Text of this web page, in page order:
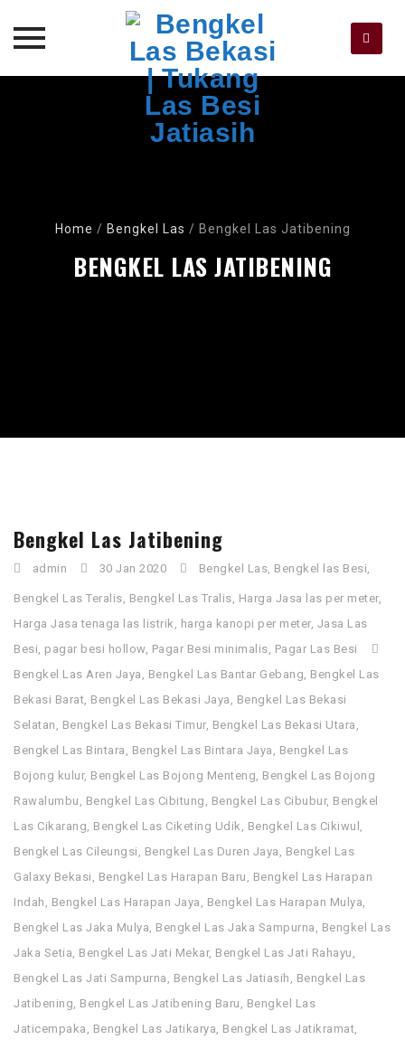
Home / Bengkel Las / Bengkel Las Jatibening
BENGKEL LAS JATIBENING
Bengkel Las Jatibening
admin 30 Jan 2020 Bengkel Las, Bengkel las Besi,
Bengkel Las Teralis, Bengkel Las Tralis, Harga Jasa las per meter,
Harga Jasa tenaga las listrik , harga kanopi per meter, Jasa Las
Besi, pagar besi hollow, Pagar Besi minimalis, Pagar Las Besi
Bengkel Las Aren Jaya , Bengkel Las Bantar Gebang, Bengkel Las
Bekasi Barat, Bengkel Las Bekasi Jaya , Bengkel Las Bekasi
Selatan , Bengkel Las Bekasi Timur, Bengkel Las Bekasi Utara ,
Bengkel Las Bintara , Bengkel Las Bintara Jaya , Bengkel Las
Bojong kulur, Bengkel Las Bojong Menteng, Bengkel Las Bojong
Rawalumbu , Bengkel Las Cibitung , Bengkel Las Cibubur, Bengkel
Las Cikarang, Bengkel Las Ciketing Udik , Bengkel Las Cikiwul ,
Bengkel Las Cileungsi , Bengkel Las Duren Jaya , Bengkel Las
Galaxy Bekasi , Bengkel Las Harapan Baru , Bengkel Las Harapan
Indah , Bengkel Las Harapan Jaya , Bengkel Las Harapan Mulya,
Bengkel Las Jaka Mulya, Bengkel Las Jaka Sampurna , Bengkel Las
Jaka Setia, Bengkel Las Jati Mekar, Bengkel Las Jati Rahayu ,
Bengkel Las Jati Sampurna , Bengkel Las Jatiasih , Bengkel Las
Jatibening, Bengkel Las Jatibening Baru , Bengkel Las
Jaticempaka , Bengkel Las Jatikarya, Bengkel Las Jatikramat,